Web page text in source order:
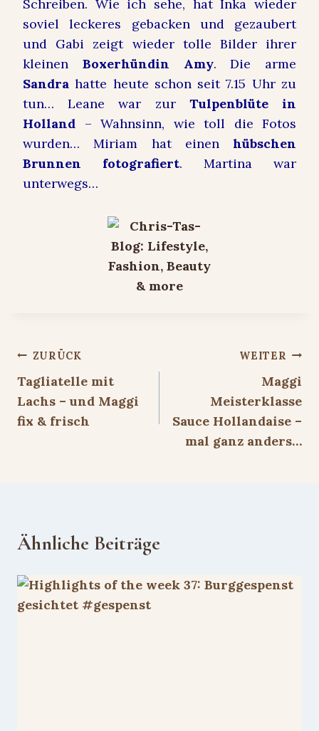
Schreiben. Wie ich sehe, hat Inka wieder
sovielleckeres gebackenund gezaubert
und Gabi zeigt wieder tolle Bilder ihrer
kleinen Boxerhündin Amy. Die arme
Sandra hatte heute schon seit 7.15 Uhr zu
tun… Leane war zur Tulpenblüte in
Holland – Wahnsinn, wie toll die Fotos
wurden… Miriam hat einen hübschen
Brunnen fotografiert. Martina war
unterwegs…
Beitragsnavigation
ZURÜCK
Tagliatelle mit
Lachs – und Maggi
fix & frisch
WEITER
Maggi
Meisterklasse
Sauce Hollandaise –
mal ganz anders…
Ähnliche Beiträge